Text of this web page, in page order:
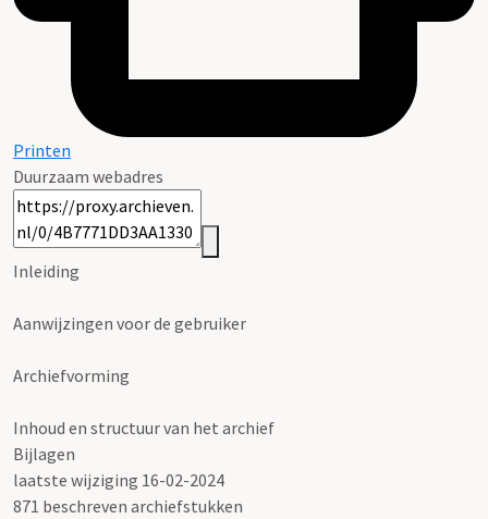
Printen
Duurzaam webadres
Inleiding
Aanwijzingen voor de gebruiker
Archiefvorming
Inhoud en structuur van het archief
Bijlagen
laatste wijziging 16-02-2024
871 beschreven archiefstukken